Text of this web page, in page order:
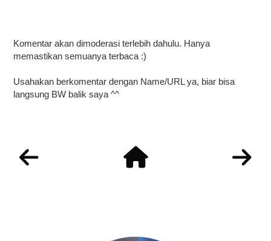
Komentar akan dimoderasi terlebih dahulu. Hanya
memastikan semuanya terbaca :)
Usahakan berkomentar dengan Name/URL ya, biar bisa
langsung BW balik saya ^^